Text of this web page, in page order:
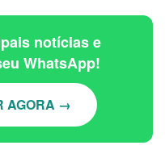
notícias e
WhatsApp!
AGORA →